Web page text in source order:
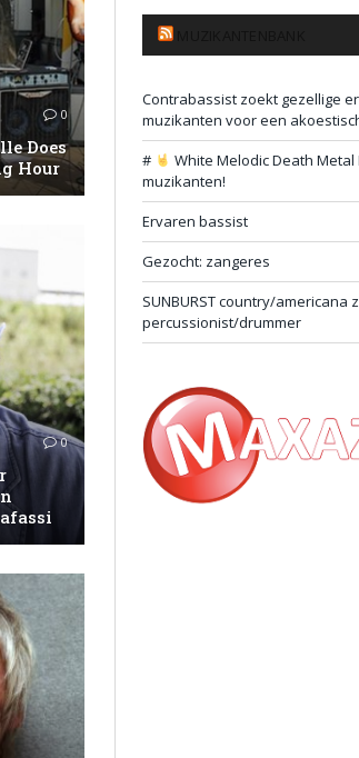
0
Does
Hour
0
Contrabassist zoekt gezellige
muzikanten voor een
#
White Melodic Death
muzikanten!
Ervaren bassist
Gezocht: zangeres
SUNBURST country/americana
percussionist/drummer